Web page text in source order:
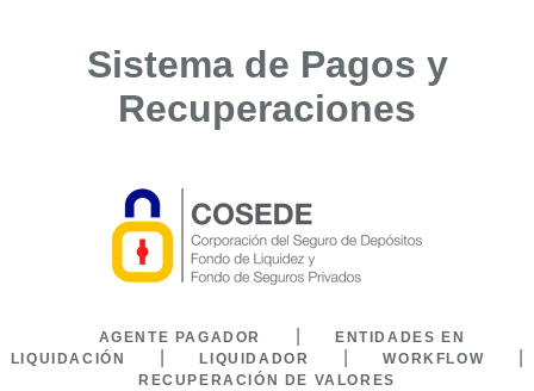
Sistema de Pagos y
Recuperaciones
AGENTE PAGADOR
ENTIDADES EN
LIQUIDACIÓN
LIQUIDADOR WORKFLOW
RECUPERACIÓN DE VALORES